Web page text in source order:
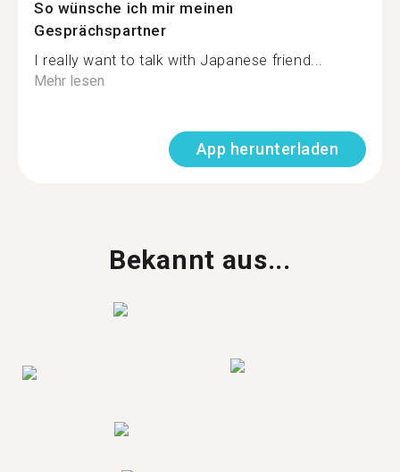
So wünsche ich mir meinen
Gesprächspartner
I really want to talk with Japanese friend...
Mehr lesen
App herunterladen
Bekannt aus...